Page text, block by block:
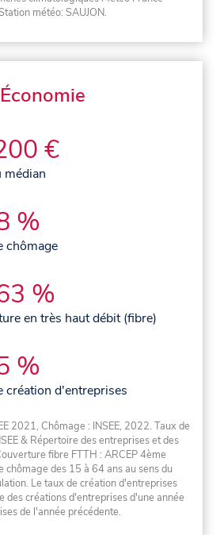
météo: SAUJON.
Économie
€
médian
%
chômage
%
en très haut débit (fibre)
%
création d'entreprises
2021, Chômage : INSEE, 2022. Taux de
& Répertoire des entreprises et des
fibre FTTH : ARCEP 4ème
des 15 à 64 ans au sens du
Le taux de création d'entreprises
des créations d'entreprises d'une année
de l'année précédente.